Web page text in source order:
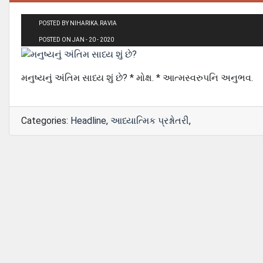
POSTED BY NIHARIKA.RAVIA
POSTED ON JAN - 20 - 2020
મનુષ્યનું અંતિમ સાધ્ય શું છે? * મોક્ષ. * આત્મસ્વરુપનિ અનુભવ.
Categories: Headline, આધ્યાત્મિક પ્રશ્નોતરી,